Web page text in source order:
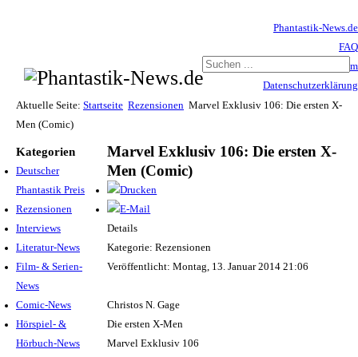
Phantastik-News.de
FAQ
Impressum
Datenschutzerklärung
Haftungsausschluss
Aktuelle Seite: Startseite Rezensionen Marvel Exklusiv 106: Die ersten X-
Men (Comic)
Kategorien
Deutscher
Phantastik Preis
Rezensionen
Interviews
Literatur-News
Film- & Serien-
News
Comic-News
Hörspiel- &
Hörbuch-News
Marvel Exklusiv 106: Die ersten X-
Men (Comic)
Details
Kategorie: Rezensionen
Veröffentlicht: Montag, 13. Januar 2014 21:06
Christos N. Gage
Die ersten X-Men
Marvel Exklusiv 106